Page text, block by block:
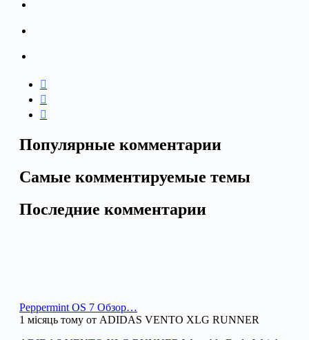
Популярные комментарии
Самые комментируемые темы
Последние комментарии
Peppermint OS 7 Обзор…
1 місяць тому от ADIDAS VENTO XLG RUNNER